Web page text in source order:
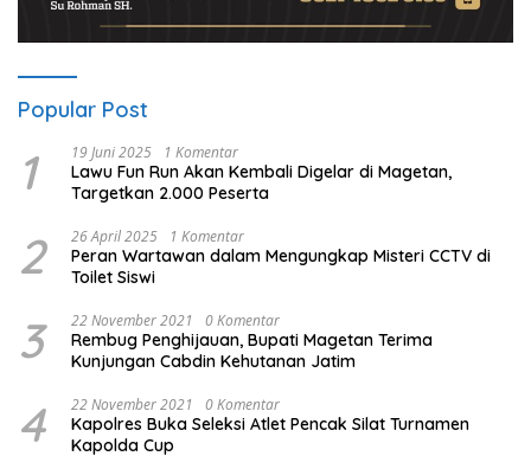
Popular Post
1 19 Juni 2025 1 Komentar
Lawu Fun Run Akan Kembali Digelar di Magetan,
Targetkan 2.000 Peserta
2 26 April 2025 1 Komentar
Peran Wartawan dalam Mengungkap Misteri CCTV di
Toilet Siswi
3 22 November 2021 0 Komentar
Rembug Penghijauan, Bupati Magetan Terima
Kunjungan Cabdin Kehutanan Jatim
4 22 November 2021 0 Komentar
Kapolres Buka Seleksi Atlet Pencak Silat Turnamen
Kapolda Cup